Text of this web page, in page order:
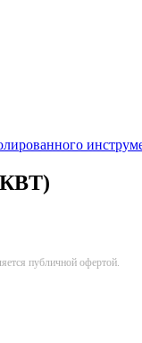
публичной офертой.